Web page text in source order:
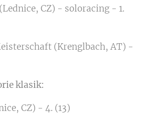
CZ) - soloracing - 1.
(Krenglbach, AT) -
klasik:
CZ) - 4. (13)